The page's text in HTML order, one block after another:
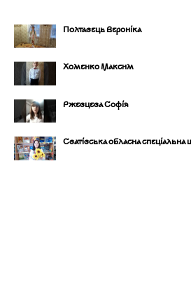
Полтавець Вероніка
Хоменко Максим
Ржевцева Софія
Сватівська обласна спеціальна